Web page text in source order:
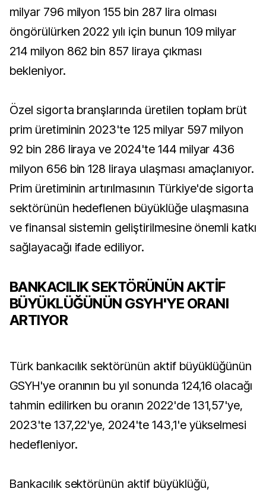
milyar 796 milyon 155 bin 287 lira olması
öngörülürken 2022 yılı için bunun 109 milyar
214 milyon 862 bin 857 liraya çıkması
bekleniyor.
Özel sigorta branşlarında üretilen toplam brüt
prim üretiminin 2023'te 125 milyar 597 milyon
92 bin 286 liraya ve 2024'te 144 milyar 436
milyon 656 bin 128 liraya ulaşması amaçlanıyor.
Prim üretiminin artırılmasının Türkiye'de sigorta
sektörünün hedeflenen büyüklüğe ulaşmasına
ve finansal sistemin geliştirilmesine önemli katkı
sağlayacağı ifade ediliyor.
BANKACILIK SEKTÖRÜNÜN AKTİF
BÜYÜKLÜĞÜNÜN GSYH'YE ORANI
ARTIYOR
Türk bankacılık sektörünün aktif büyüklüğünün
GSYH'ye oranının bu yıl sonunda 124,16 olacağı
tahmin edilirken bu oranın 2022'de 131,57'ye,
2023'te 137,22'ye, 2024'te 143,1'e yükselmesi
hedefleniyor.
Bankacılık sektörünün aktif büyüklüğü,